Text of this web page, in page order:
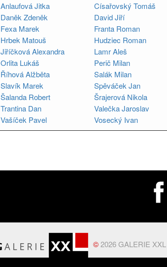
Anlaufová Jitka
Císařovský Tomáš
Daněk Zdeněk
David Jiří
Fexa Marek
Franta Roman
Hrbek Matouš
Hudziec Roman
Jiříčková Alexandra
Lamr Aleš
Orlita Lukáš
Perič Milan
Říhová Alžběta
Salák Milan
Slavík Marek
Spěváček Jan
Šalanda Robert
Šrajerová Nikola
Trantina Dan
Valečka Jaroslav
Vašíček Pavel
Vosecký Ivan
©2026 GALERIE XXL